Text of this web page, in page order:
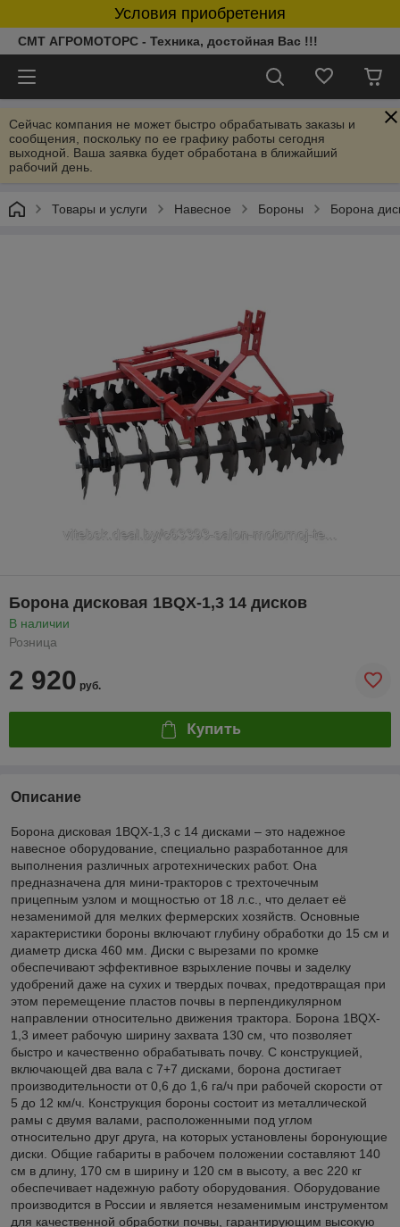
Условия приобретения
СМТ АГРОМОТОРС - Техника, достойная Вас !!!
Сейчас компания не может быстро обрабатывать заказы и
сообщения, поскольку по ее графику работы сегодня
выходной. Ваша заявка будет обработана в ближайший
рабочий день.
Товары и услуги Навесное Бороны Борона
Борона дисковая 1BQX-1,3 14 дисков
В наличии
Розница
2 920 руб.
Купить
Описание
Борона дисковая 1BQX-1,3 с 14 дисками – это надежное
навесное оборудование, специально разработанное для
выполнения различных агротехнических работ. Она
предназначена для мини-тракторов с трехточечным
прицепным узлом и мощностью от 18 л.с., что делает её
незаменимой для мелких фермерских хозяйств. Основные
характеристики бороны включают глубину обработки до 15 см и
диаметр диска 460 мм. Диски с вырезами по кромке
обеспечивают эффективное взрыхление почвы и заделку
удобрений даже на сухих и твердых почвах, предотвращая при
этом перемещение пластов почвы в перпендикулярном
направлении относительно движения трактора. Борона 1BQX-
1,3 имеет рабочую ширину захвата 130 см, что позволяет
быстро и качественно обрабатывать почву. С конструкцией,
включающей два вала с 7+7 дисками, борона достигает
производительности от 0,6 до 1,6 га/ч при рабочей скорости от
5 до 12 км/ч. Конструкция бороны состоит из металлической
рамы с двумя валами, расположенными под углом
относительно друг друга, на которых установлены боронующие
диски. Общие габариты в рабочем положении составляют 140
см в длину, 170 см в ширину и 120 см в высоту, а вес 220 кг
обеспечивает надежную работу оборудования. Оборудование
производится в России и является незаменимым инструментом
для качественной обработки почвы, гарантирующим высокую